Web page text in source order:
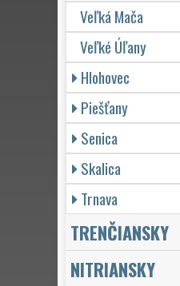
Veľká Mača
Veľké Úľany
Hlohovec
Piešťany
Senica
Skalica
Trnava
TRENČIANSKY
NITRIANSKY